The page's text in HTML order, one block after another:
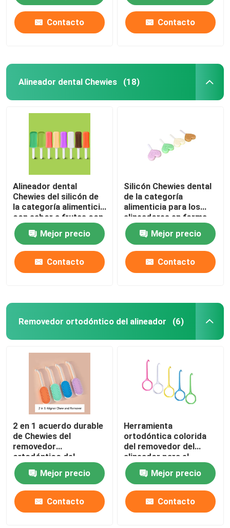
Contacto Contacto
Alineador dental Chewies (18)
Alineador dental
Chewies del silicón de
la categoría alimenticia
con sabor a frutas con
la manija
Mejor precio
Contacto
Silicón Chewies dental
de la categoría
alimenticia para los
alineadores en forma
de corazón con la
manija Mejor precio
Contacto
Removedor ortodóntico del alineador (6)
2 en 1 acuerdo durable
de Chewies del
removedor
ortodóntico del
alineador con el
material del silicón
Mejor precio
Contacto
Herramienta
ortodóntica colorida
del removedor del
alineador para el
gancho del extractor
de los apoyos
Mejor precio
Contacto